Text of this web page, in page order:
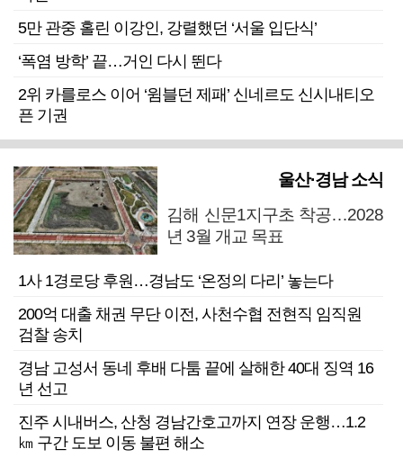
5만 관중 홀린 이강인, 강렬했던 ‘서울 입단식’
‘폭염 방학’ 끝…거인 다시 뛴다
2위 카를로스 이어 ‘윔블던 제패’ 신네르도 신시내티오
픈 기권
울산·경남 소식
김해 신문1지구초 착공…2028
년 3월 개교 목표
1사 1경로당 후원…경남도 ‘온정의 다리’ 놓는다
200억 대출 채권 무단 이전, 사천수협 전현직 임직원
검찰 송치
경남 고성서 동네 후배 다툼 끝에 살해한 40대 징역 16
년 선고
진주 시내버스, 산청 경남간호고까지 연장 운행…1.2
㎞ 구간 도보 이동 불편 해소